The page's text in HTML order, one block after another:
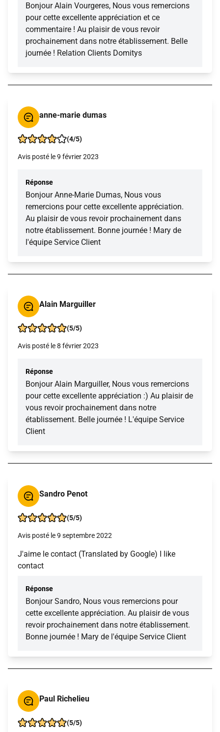
Bonjour Alain Vourgeres, Nous vous remercions
pour cette excellente appréciation et ce
commentaire ! Au plaisir de vous revoir
prochainement dans notre établissement. Belle
journée ! Relation Clients Domitys
anne-marie dumas
(4/5)
Avis posté le 9 février 2023
Réponse
Bonjour Anne-Marie Dumas, Nous vous
remercions pour cette excellente appréciation.
Au plaisir de vous revoir prochainement dans
notre établissement. Bonne journée ! Mary de
l'équipe Service Client
Alain Marguiller
(5/5)
Avis posté le 8 février 2023
Réponse
Bonjour Alain Marguiller, Nous vous remercions
pour cette excellente appréciation :) Au plaisir de
vous revoir prochainement dans notre
établissement. Belle journée ! L'équipe Service
Client
Sandro Penot
(5/5)
Avis posté le 9 septembre 2022
J'aime le contact (Translated by Google) I like
contact
Réponse
Bonjour Sandro, Nous vous remercions pour
cette excellente appréciation. Au plaisir de vous
revoir prochainement dans notre établissement.
Bonne journée ! Mary de l'équipe Service Client
Paul Richelieu
(5/5)